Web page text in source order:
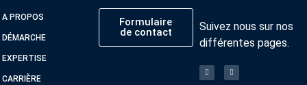
A PROPOS
DÉMARCHE
EXPERTISE
CARRIÈRE
Formulaire
de contact
Suivez nous sur nos
différentes pages.